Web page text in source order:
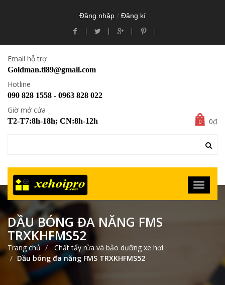
Đăng nhập / Đăng kí
Email hỗ trợ
Goldman.tl89@gmail.com
Hotline
090 828 1558 - 0963 828 022
Giờ mở cửa
T2-T7:8h-18h; CN:8h-12h 0 0₫
DẦU BÓNG ĐA NĂNG FMS
TRXKHFMS52
Trang chủ
Chất tẩy rửa và bảo dưỡng xe hơi
Dầu bóng đa năng FMS TRXKHFMS52